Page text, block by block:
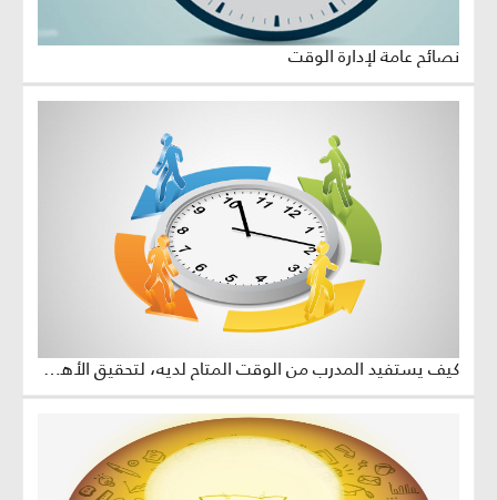
نصائح عامة لإدارة الوقت
كيف يستفيد المدرب من الوقت المتاح لديه، لتحقيق الأهداف المرسومة للجلسة التدريبية؟